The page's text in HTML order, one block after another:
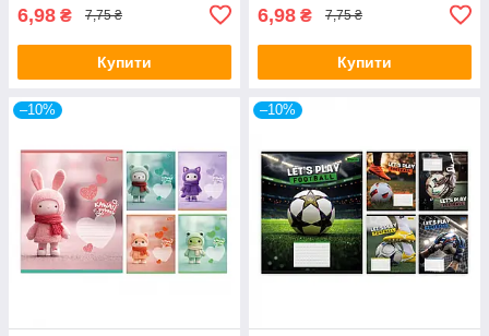
6,98 ₴ 7,75 ₴
Купити
6,98 ₴ 7,75 ₴
Купити
–10% –10%